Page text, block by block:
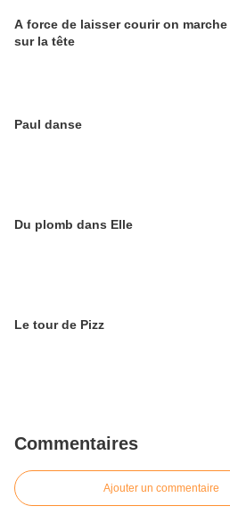
A force de laisser courir on marche
sur la tête
Paul danse
Du plomb dans Elle
Le tour de Pizz
Commentaires
Ajouter un commentaire